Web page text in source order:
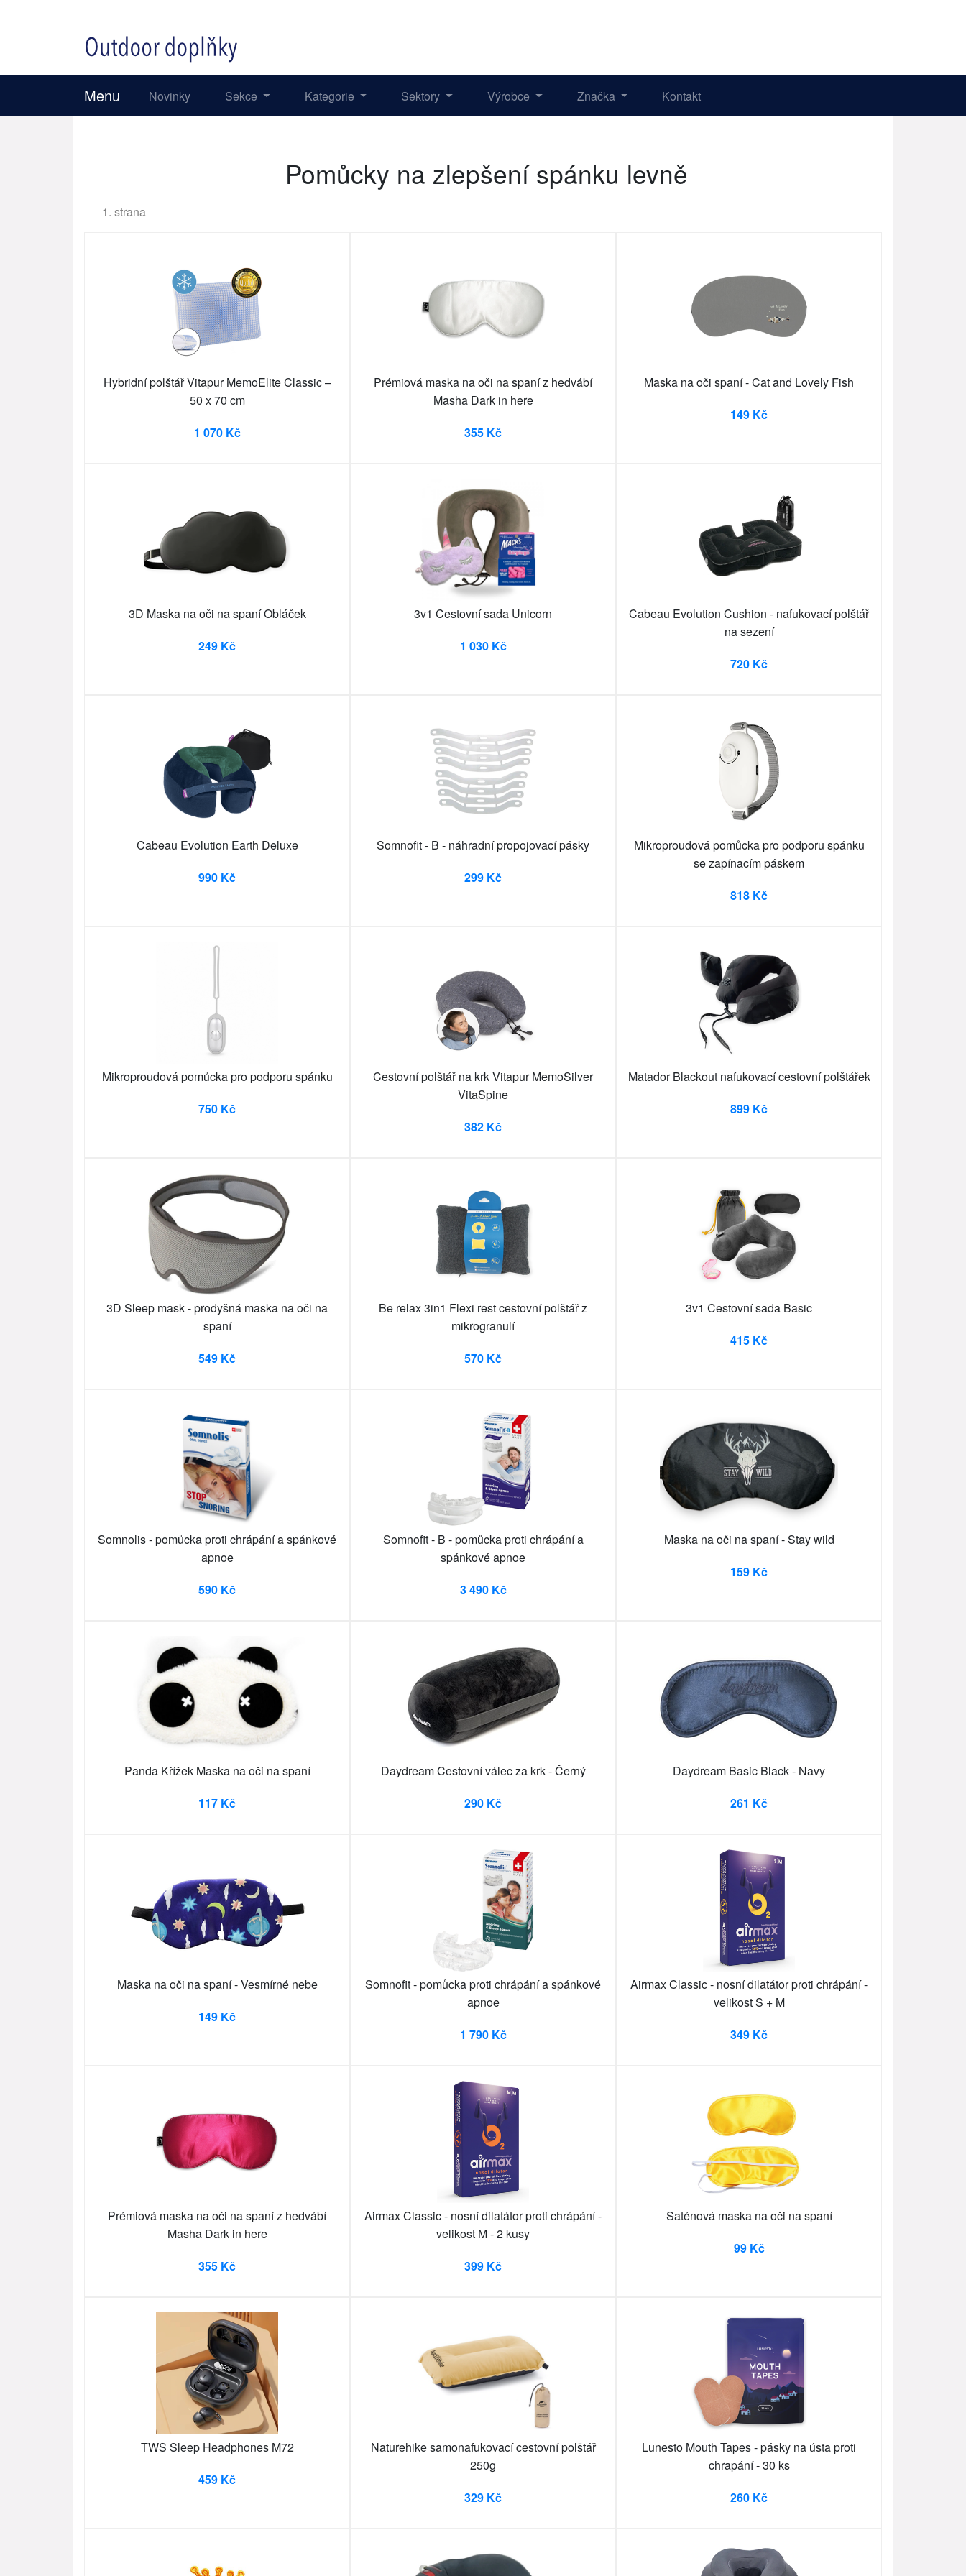
Menu Novinky Sekce Kategorie Sektory Výrobce Značka Kontakt
Pomůcky na zlepšení spánku levně
1. strana
Hybridní polštář Vitapur MemoElite Classic –
50 x 70 cm
1 070 Kč
Prémiová maska na oči na spaní z hedvábí
Masha Dark in here
355 Kč
Maska na oči spaní - Cat and Lovely Fish
149 Kč
3D Maska na oči na spaní Obláček
249 Kč
3v1 Cestovní sada Unicorn
1 030 Kč
Cabeau Evolution Cushion - nafukovací polštář
na sezení
720 Kč
Cabeau Evolution Earth Deluxe
990 Kč
Somnofit - B - náhradní propojovací pásky
299 Kč
Mikroproudová pomůcka pro podporu spánku
se zapínacím páskem
818 Kč
Mikroproudová pomůcka pro podporu spánku
750 Kč
Cestovní polštář na krk Vitapur MemoSilver
VitaSpine
382 Kč
Matador Blackout nafukovací cestovní polštářek
899 Kč
3D Sleep mask - prodyšná maska na oči na
spaní
549 Kč
Be relax 3in1 Flexi rest cestovní polštář z
mikrogranulí
570 Kč
3v1 Cestovní sada Basic
415 Kč
Somnolis - pomůcka proti chrápání a spánkové
apnoe
590 Kč
Somnofit - B - pomůcka proti chrápání a
spánkové apnoe
3 490 Kč
Maska na oči na spaní - Stay wild
159 Kč
Panda Křížek Maska na oči na spaní
117 Kč
Daydream Cestovní válec za krk - Černý
290 Kč
Daydream Basic Black - Navy
261 Kč
Maska na oči na spaní - Vesmírné nebe
149 Kč
Somnofit - pomůcka proti chrápání a spánkové
apnoe
1 790 Kč
Airmax Classic - nosní dilatátor proti chrápání -
velikost S + M
349 Kč
Prémiová maska na oči na spaní z hedvábí
Masha Dark in here
355 Kč
Airmax Classic - nosní dilatátor proti chrápání -
velikost M - 2 kusy
399 Kč
Saténová maska na oči na spaní
99 Kč
TWS Sleep Headphones M72
459 Kč
Naturehike samonafukovací cestovní polštář
250g
329 Kč
Lunesto Mouth Tapes - pásky na ústa proti
chrapání - 30 ks
260 Kč